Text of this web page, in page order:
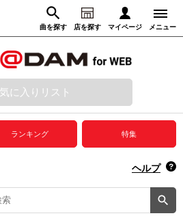
曲を探す 店を探す マイページ メニュー
録音からさがす
ログイン
ビス
に入りリスト
ランキング 特集
ヘルプ